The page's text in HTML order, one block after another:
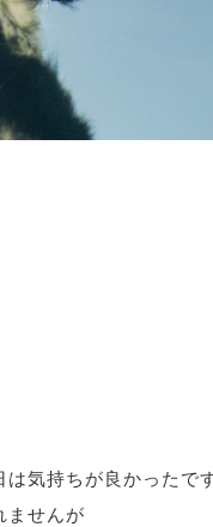
気持ちが良かったで
ませんが